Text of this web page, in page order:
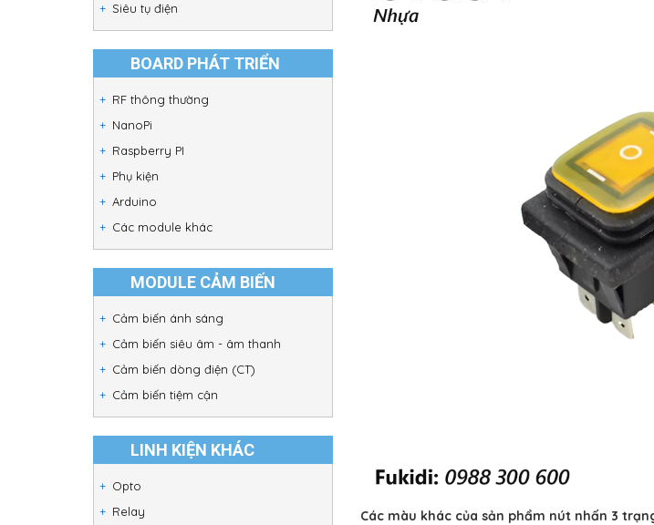
Siêu tụ điện
BOARD PHÁT TRIỂN
RF thông thường
NanoPi
Raspberry PI
Phụ kiện
Arduino
Các module khác
MODULE CẢM BIẾN
Cảm biến ánh sáng
Cảm biến siêu âm - âm thanh
Cảm biến dòng điện (CT)
Cảm biến tiệm cận
LINH KIỆN KHÁC
Opto
Relay
Các màu khác của sản phẩm nút nhấn 3